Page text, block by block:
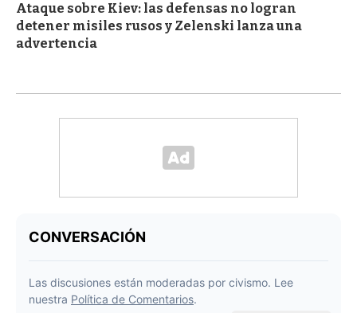
Ataque sobre Kiev: las defensas no logran
detener misiles rusos y Zelenski lanza una
advertencia